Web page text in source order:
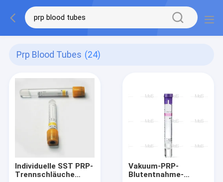
Prp Blood Tubes (24)
Individuelle SST PRP-
Trennschläuche
Vakuum-PRP-
Blutentnahme-